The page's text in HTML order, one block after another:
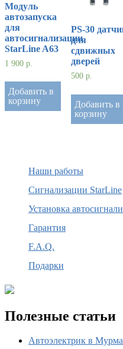
Модуль
автозапуска
для
автосигнализации
StarLine A63
1 900 р.
Добавить в
корзину
PS-30
для
сдвижных
дверей
500 р.
Добавить в
корзину
Наши работы
Сигнализации StarLine
Установка
Гарантия
F.A.Q.
Подарки
Полезные статьи
Автоэлектрик в